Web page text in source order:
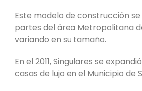
Este modelo de construcción
partes del área Metropolitana
variando en su tamaño.
En el 2011, Singulares se
casas de lujo en el Municipio de